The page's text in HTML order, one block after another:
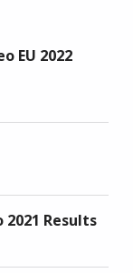
EU 2022
Results